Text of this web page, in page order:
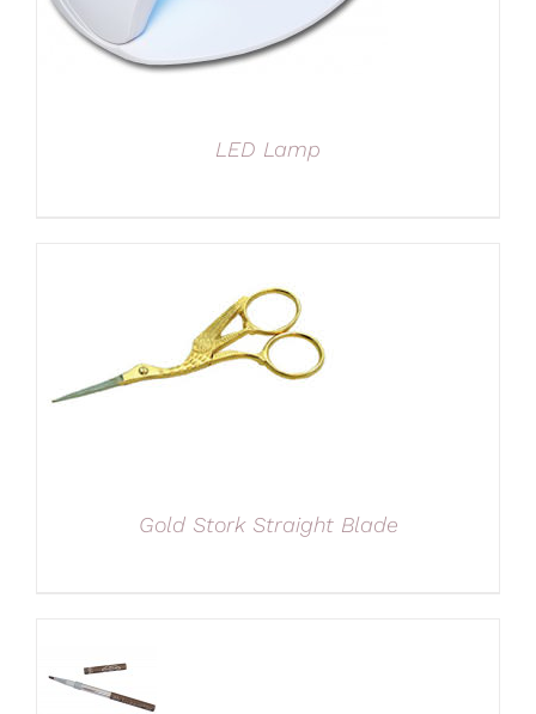
LED Lamp
Gold Stork Straight Blade